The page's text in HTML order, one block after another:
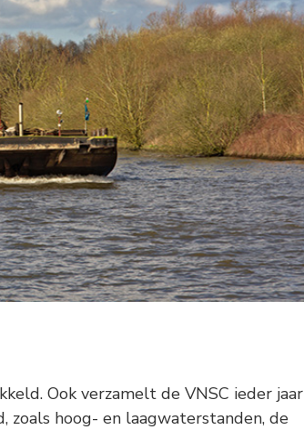
Ook verzamelt de VNSC ieder jaar
zoals hoog- en laagwaterstanden, de